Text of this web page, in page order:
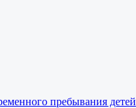
пребывания детей